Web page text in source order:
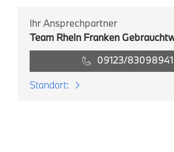
Ihr Ansprechpartner
Team Rhein Franken
09123/83098941
Standort: